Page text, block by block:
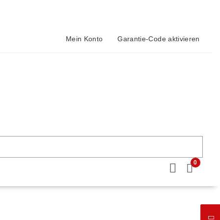
Mein Konto Garantie-Code aktivieren
0